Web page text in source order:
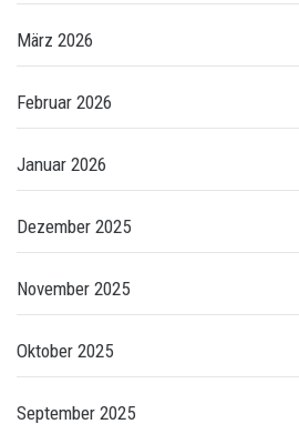
März 2026
Februar 2026
Januar 2026
Dezember 2025
November 2025
Oktober 2025
September 2025